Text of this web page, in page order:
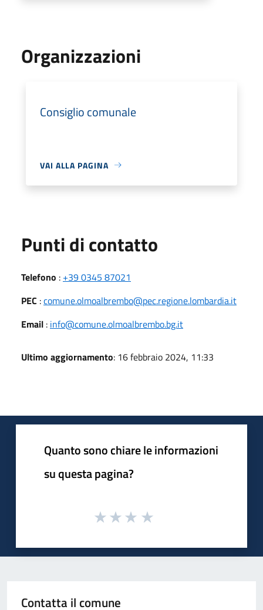
Organizzazioni
Consiglio comunale
VAI ALLA PAGINA
Punti di contatto
Telefono : +39 0345 87021
PEC :comune.olmoalbrembo@pec.regione.lombardia.it
Email : info@comune.olmoalbrembo.bg.it
Ultimo aggiornamento: 16 febbraio 2024, 11:33
Quanto sono chiare le informazioni
su questa pagina?
Contatta il comune